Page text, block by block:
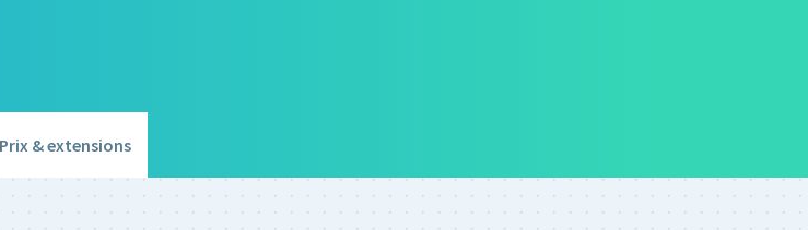
Prix & extensions